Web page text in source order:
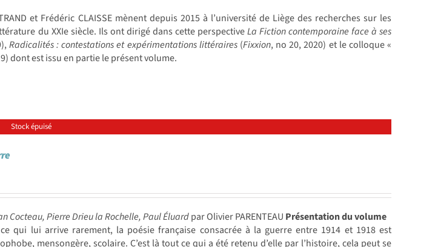
et Frédéric CLAISSE mènent depuis 2015 à l’université de Liège des recherches sur les
du XXIe siècle. Ils ont dirigé dans cette perspectiveLa Fiction contemporaine face à ses
Radicalités : contestations et expérimentations littéraires(Fixxion, no 20, 2020) et le colloque «
dont est issu en partie le présent volume.
Stock épuisé
Cocteau, Pierre Drieu la Rochelle, Paul Éluardpar Olivier PARENTEAU Présentation du volume
qui lui arrive rarement, la poésie française consacrée à la guerre entre 1914 et 1918 est
mensongère, scolaire. C’est là tout ce qui a été retenu d’elle par l’histoire, cela peut se